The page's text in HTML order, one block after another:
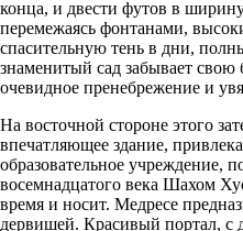
конца, и двести футов в
перемежаясь фонтанами,
спасительную тень в дни,
знаменитый сад забывает свою
очевидное пренебрежение и
На восточной стороне этого
впечатляющее здание,
образовательное учреждение,
восемнадцатого века Шахом
время и носит. Медресе
дервишей. Красивый портал, с